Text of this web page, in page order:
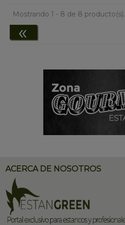
Mostrando 1 - 8 de 8 producto(s).
«
ACERCA DE NOSOTROS